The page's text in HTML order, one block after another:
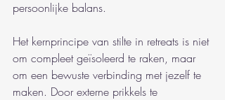
persoonlijke balans.
Het kernprincipe van stilte in retreats is niet
om compleet geïsoleerd te raken, maar
om een bewuste verbinding met jezelf te
maken. Door externe prikkels te